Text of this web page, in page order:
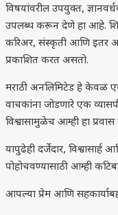
विषयांवरील उपयुक्त,
उपलब्ध करून देणे हा आहे.
करिअर, संस्कृती आणि इतर
प्रकाशित करत असतो.
मराठी अनलिमिटेड हे केवळ
वाचकांना जोडणारे एक
विश्वासामुळेच आम्ही हा
यापुढेही दर्जेदार, विश्वासार्ह
पोहोचवण्यासाठी आम्ही
आपल्या प्रेम आणि